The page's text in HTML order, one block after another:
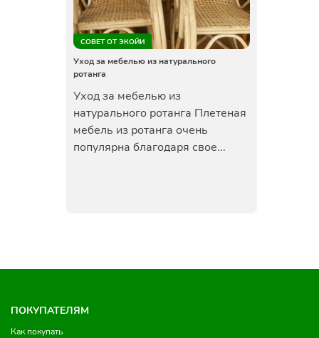
СОВЕТ ОТ ЭКОЙИ
Уход за мебелью из натурального
ротанга
Уход за мебелью из
натурального ротанга Плетеная
мебель из ротанга очень
популярна благодаря свое...
ПОКУПАТЕЛЯМ
Как покупать